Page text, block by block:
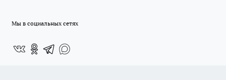
Мы в социальных сетях